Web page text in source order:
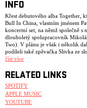
INFO
Křest debutového alba Together,
Bull In China, vlastním jménem
koncertní set, na němž společně
dlouholetý spolupracovník
Two). V plánu je však i několik
podíleli také zpěvačka Slivka ze
Elvisovej, kytarista Yarda Helešic
Projekt Bull In China vznikl v
například No Brainer, I Long 4 U
mimo jiné zabodovaly i na
ve vysílání pražských rádií Expres
stanice Rádio_FM. Po prvních
číst více
RELATED LINKS
SPOTIFY
APPLE MUSIC
YOUTUBE